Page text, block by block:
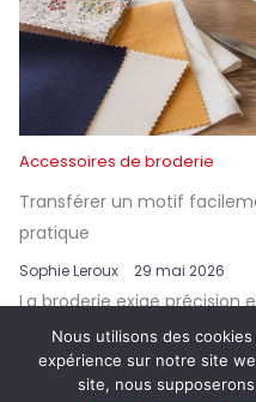
Accessoires de broderie
Transférer un motif
pratique
Sophie Leroux 29 mai 2026
La broderie exige précision
s’agit de reporter
Nous utilisons des
expérience sur notre site
site, nous